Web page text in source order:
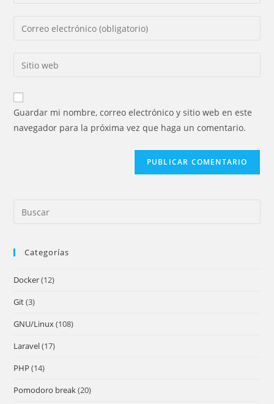
de
para
comentar
Introducí
de
electrónico
para
comentar
Introducí
URL
de
Guardar mi nombre, correo electrónico y sitio web en este
navegador para la próxima vez que haga un comentario.
Categorías
Docker(12)
Git(3)
GNU/Linux(108)
Laravel(17)
PHP (14)
Pomodoro break(20)